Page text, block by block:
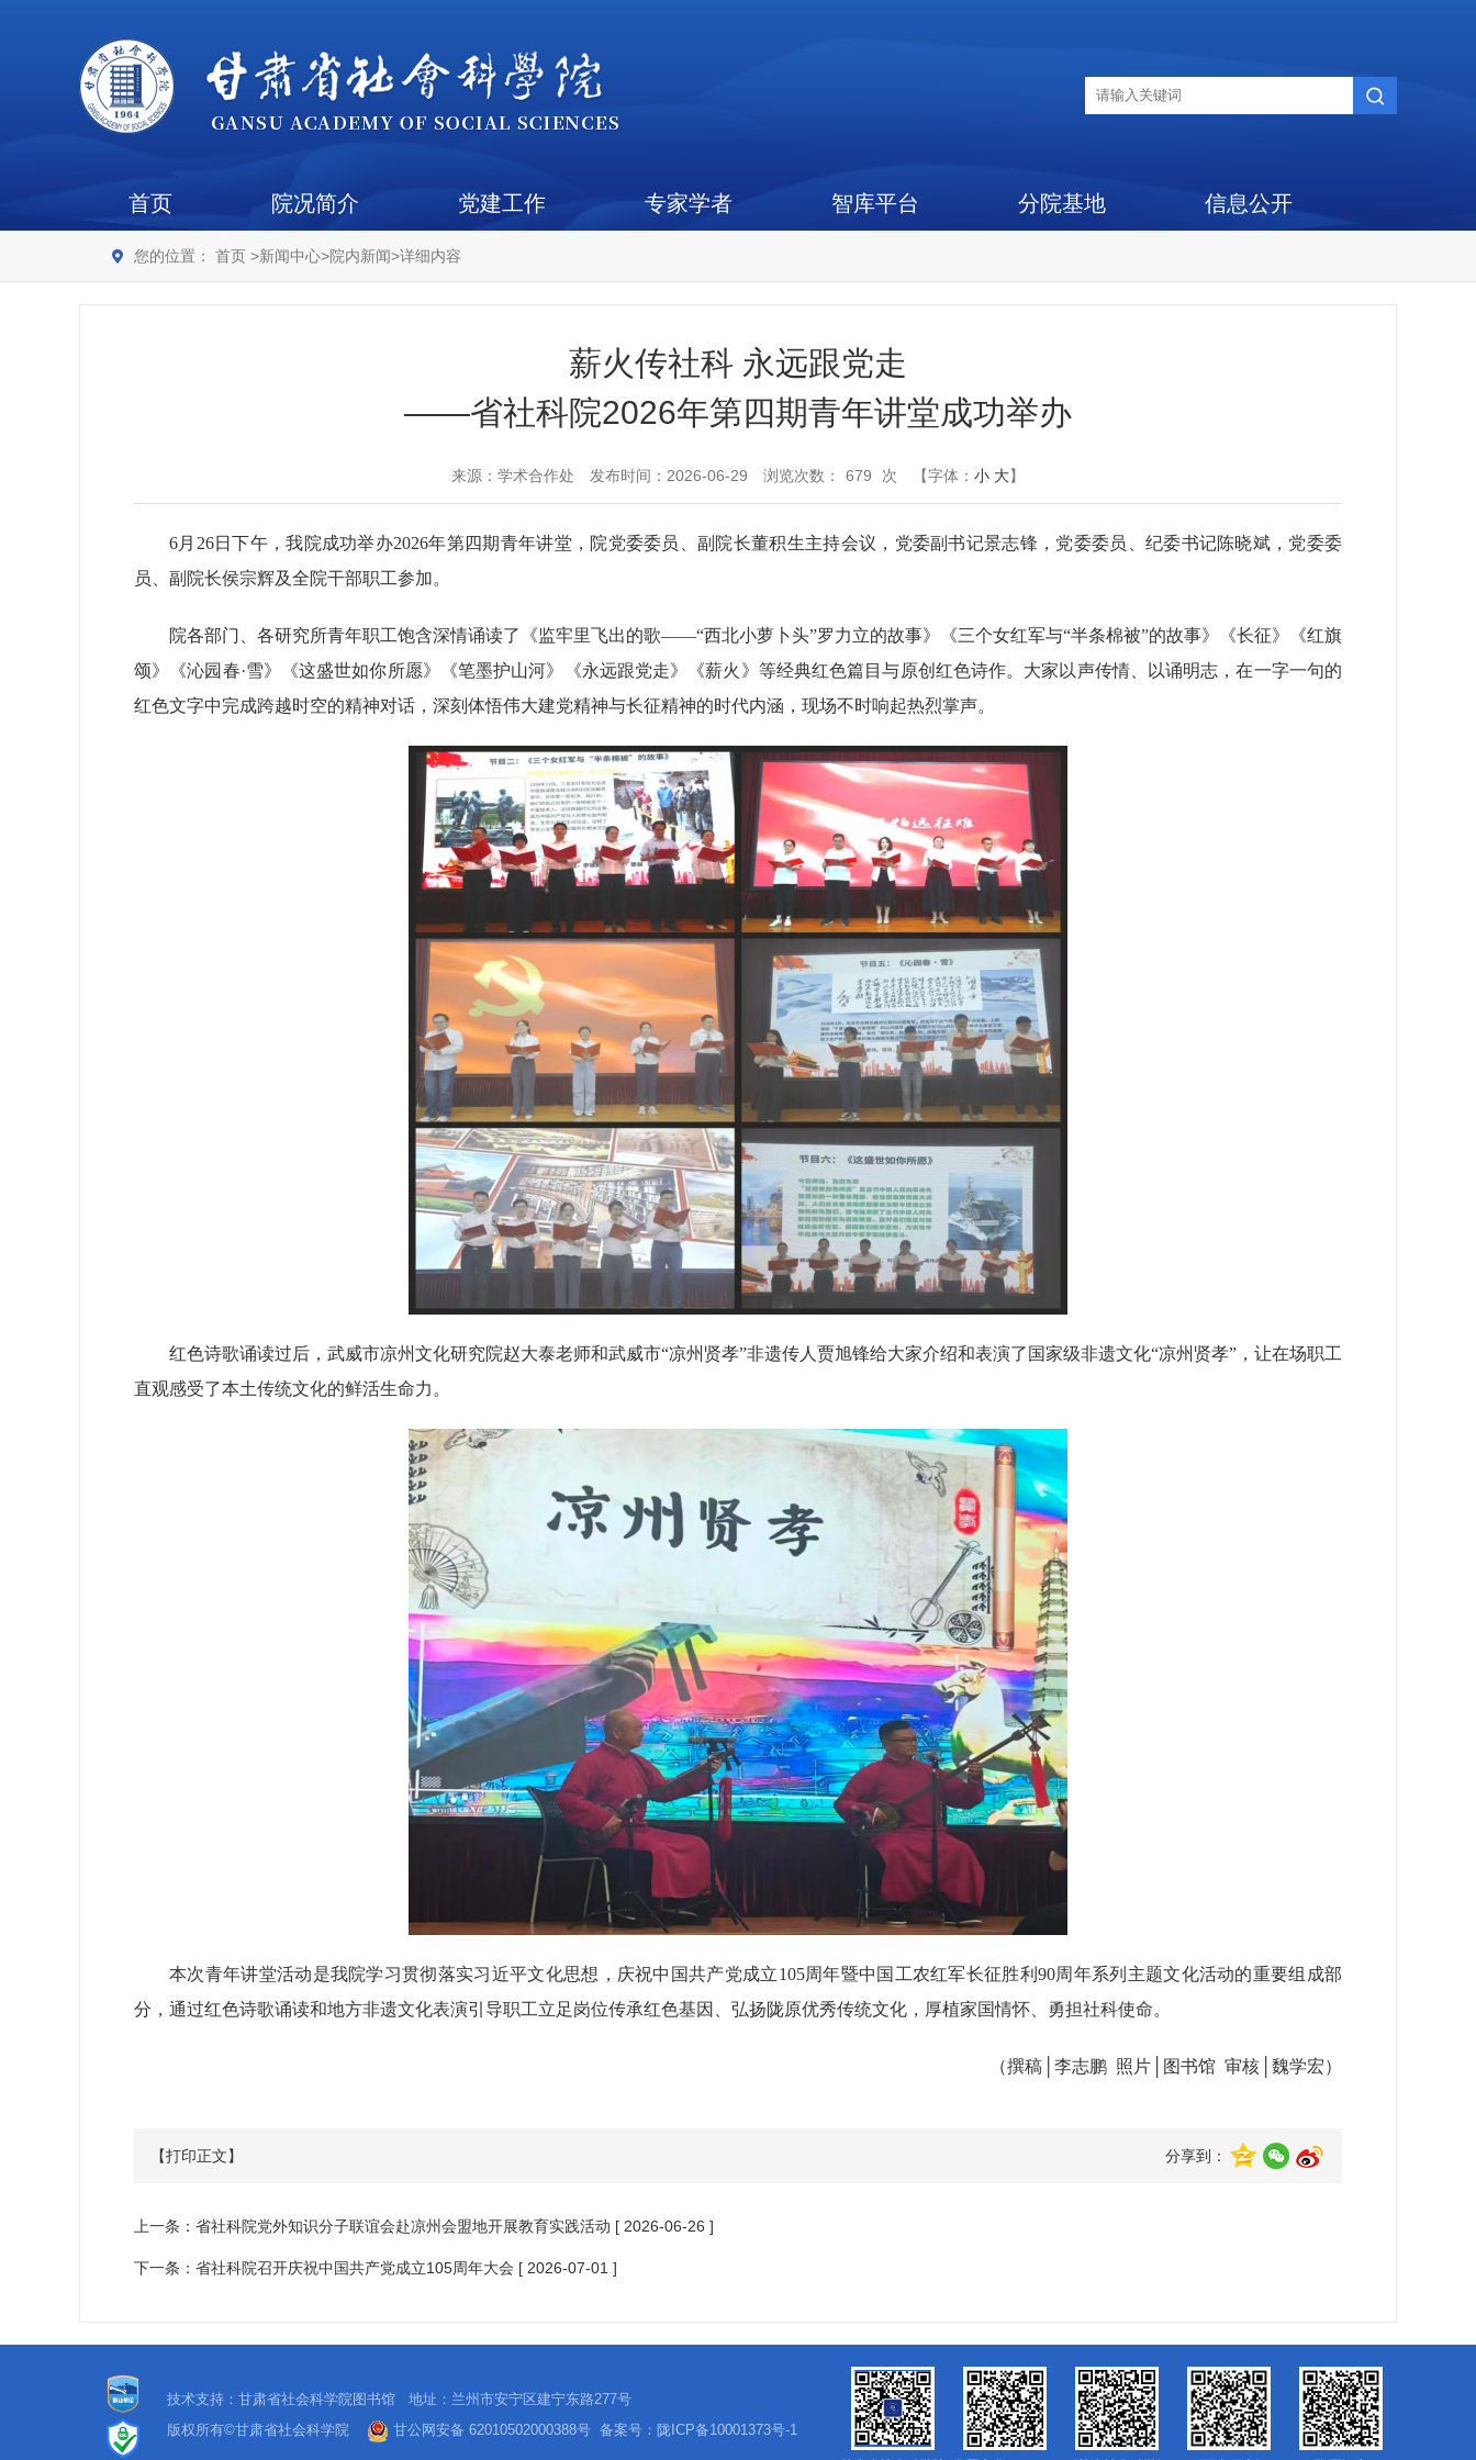
首页 院况简介 党建工作 专家学者 智库平台 分院基地 信息公开
您的位置： 首页 >新闻中心>院内新闻>详细内容
薪火传社科 永远跟党走
——省社科院2026年第四期青年讲堂成功举办
来源： 学术合作处 发布时间：2026-06-29 浏览次数： 679 次 【字体： 小 大】
6月26日下午，我院成功举办2026年第四期青年讲堂，院党委委员、副院长董积生主持会议，党委副书记景志锋，党委委员、纪委书记陈晓斌，党委委
员、副院长侯宗辉及全院干部职工参加。
院各部门、各研究所青年职工饱含深情诵读了《监牢里飞出的歌——“西北小萝卜头”罗力立的故事》《三个女红军与“半条棉被”的故事》《长征》《红旗
颂》《沁园春·雪》《这盛世如你所愿》《笔墨护山河》《永远跟党走》《薪火》等经典红色篇目与原创红色诗作。大家以声传情、以诵明志，在一字一句的
红色文字中完成跨越时空的精神对话，深刻体悟伟大建党精神与长征精神的时代内涵，现场不时响起热烈掌声。
红色诗歌诵读过后，武威市凉州文化研究院赵大泰老师和武威市“凉州贤孝”非遗传人贾旭锋给大家介绍和表演了国家级非遗文化“凉州贤孝”，让在场职工
直观感受了本土传统文化的鲜活生命力。
本次青年讲堂活动是我院学习贯彻落实习近平文化思想，庆祝中国共产党成立105周年暨中国工农红军长征胜利90周年系列主题文化活动的重要组成部
分，通过红色诗歌诵读和地方非遗文化表演引导职工立足岗位传承红色基因、弘扬陇原优秀传统文化，厚植家国情怀、勇担社科使命。
（撰稿│李志鹏 照片│图书馆 审核│魏学宏）
分享到：
【打印正文】
上一条： 省社科院党外知识分子联谊会赴凉州会盟地开展教育实践活动 [ 2026-06-26 ]
下一条： 省社科院召开庆祝中国共产党成立105周年大会 [ 2026-07-01 ]
技术支持：甘肃省社会科学院图书馆 地址：兰州市安宁区建宁东路277号
版权所有©甘肃省社会科学院
甘公网安备 62010502000388号 备案号： 陇ICP备10001373号-1